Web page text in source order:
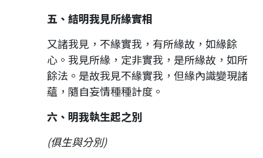
五、結明我見所緣實相
又諸我見，不緣實我，有所緣故，如緣餘
心。我見所緣，定非實我，是所緣故，如所
餘法。是故我見不緣實我，但緣內識變現諸
蘊，隨自妄情種種計度。
六、明我執生起之別
(俱生與分別)